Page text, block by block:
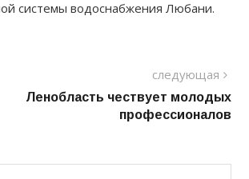
системы водоснабжения Любани.
следующая
пост
Ленобласть чествует молодых
профессионалов